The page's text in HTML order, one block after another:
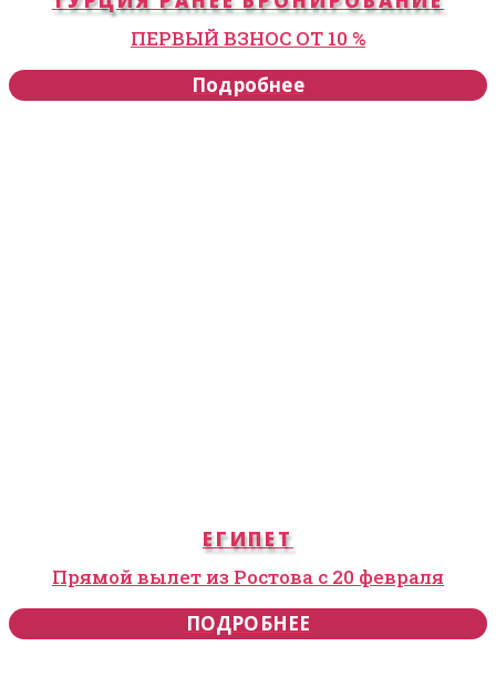
ПЕРВЫЙ ВЗНОС ОТ 10 %
Подробнее
ЕГИПЕТ
Прямой вылет из Ростова с 20 февраля
ПОДРОБНЕЕ